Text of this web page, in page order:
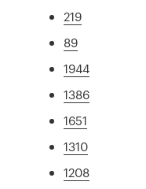
219
89
1944
1386
1651
1310
1208